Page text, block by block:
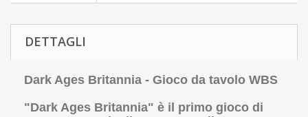
DETTAGLI
Dark Ages Britannia - Gioco da tavolo WBS
"Dark Ages Britannia" è il primo gioco di